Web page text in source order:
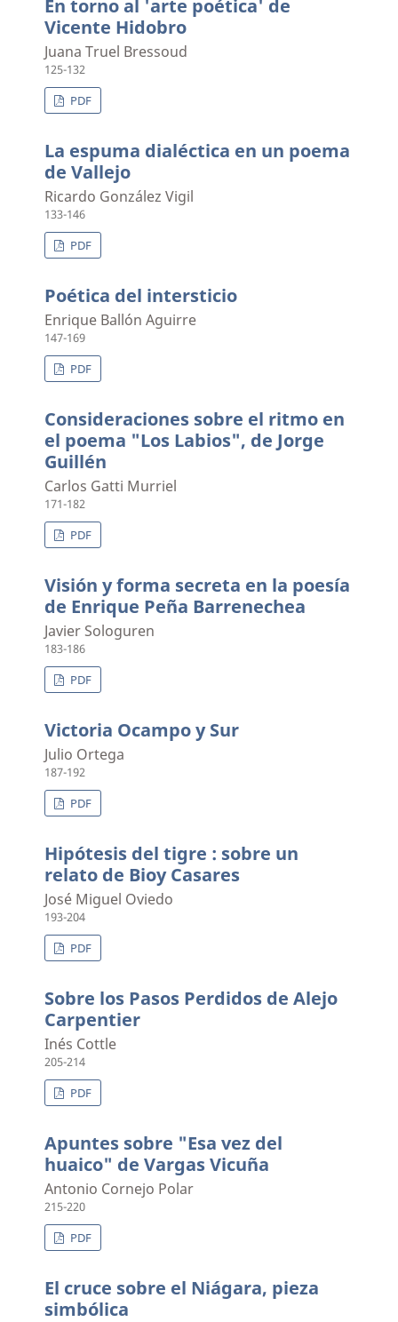
En torno al 'arte poética' de
Vicente Hidobro
Juana Truel Bressoud
125-132
PDF
La espuma dialéctica en un poema
de Vallejo
Ricardo González Vigil
133-146
PDF
Poética del intersticio
Enrique Ballón Aguirre
147-169
PDF
Consideraciones sobre el ritmo en
el poema "Los Labios", de Jorge
Guillén
Carlos Gatti Murriel
171-182
PDF
Visión y forma secreta en la poesía
de Enrique Peña Barrenechea
Javier Sologuren
183-186
PDF
Victoria Ocampo y Sur
Julio Ortega
187-192
PDF
Hipótesis del tigre : sobre un
relato de Bioy Casares
José Miguel Oviedo
193-204
PDF
Sobre los Pasos Perdidos de Alejo
Carpentier
Inés Cottle
205-214
PDF
Apuntes sobre "Esa vez del
huaico" de Vargas Vicuña
Antonio Cornejo Polar
215-220
PDF
El cruce sobre el Niágara, pieza
simbólica